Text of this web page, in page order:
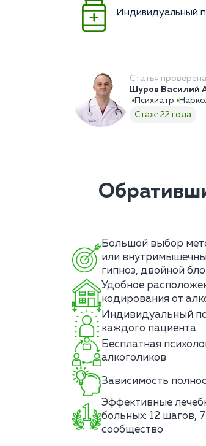
Индивидуальный
Статья
Шуров Василий
Психиатр
Стаж: 22 года
Большой выбор
или
гипноз, двойной
Удобное
кодирования от
Индивидуальный
каждого пациента
Бесплатная
алкоголиков
Зависимость
Эффективные
больных: 12 шагов,
сообщество